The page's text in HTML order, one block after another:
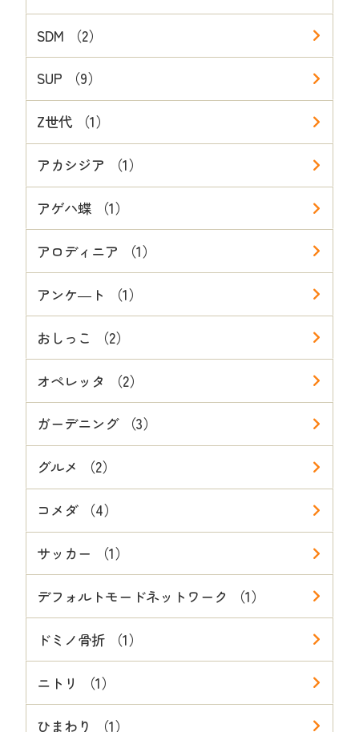
SDM （2）
SUP （9）
Z世代 （1）
アカシジア （1）
アゲハ蝶 （1）
アロディニア （1）
アンケ―ト （1）
おしっこ （2）
オペレッタ （2）
ガーデニング （3）
グルメ （2）
コメダ （4）
サッカー （1）
デフォルトモードネットワーク （1）
ドミノ骨折 （1）
ニトリ （1）
ひまわり （1）